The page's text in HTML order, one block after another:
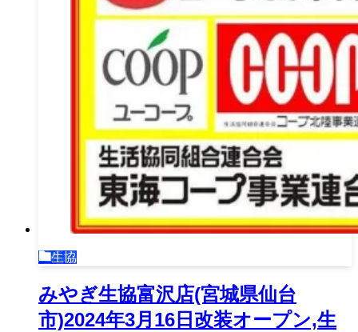
生協
みやぎ生協富沢店(宮城県仙台
市)2024年3月16日改装オープン,生